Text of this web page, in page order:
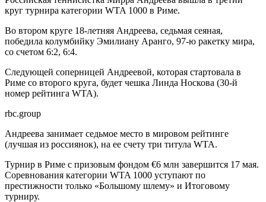
круг турнира категории WTA 1000 в Риме.
Во втором круге 18-летняя Андреева, седьмая сеяная,
победила колумбийку Эмилиану Аранго, 97-ю ракетку мира,
со счетом 6:2, 6:4.
Следующей соперницей Андреевой, которая стартовала в
Риме со второго круга, будет чешка Линда Носкова (30-й
номер рейтинга WTA).
rbc.group
Андреева занимает седьмое место в мировом рейтинге
(лучшая из россиянок), на ее счету три титула WTA.
Турнир в Риме с призовым фондом €6 млн завершится 17 мая.
Соревнования категории WTA 1000 уступают по
престижности только «Большому шлему» и Итоговому
турниру.